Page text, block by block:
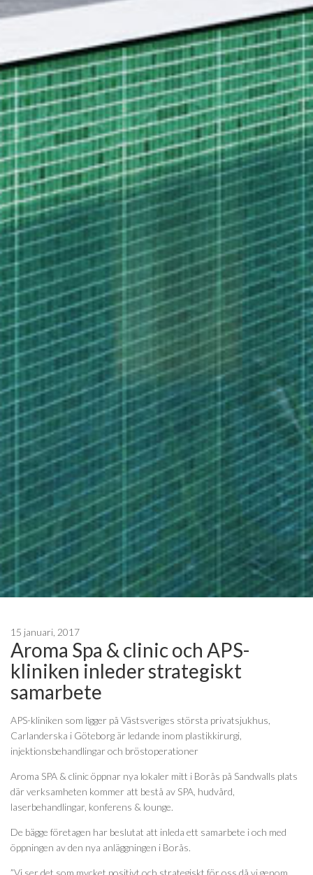
15 januari, 2017
Aroma Spa & clinic och APS-
kliniken inleder strategiskt
samarbete
APS-kliniken som ligger på Västsveriges största privatsjukhus,
Carlanderska i Göteborg är ledande inom plastikkirurgi,
injektionsbehandlingar och bröstoperationer
Aroma SPA & clinic öppnar nya lokaler mitt i Borås på Sandwalls plats
där verksamheten kommer att bestå av SPA, hudvård,
laserbehandlingar, konferens & lounge.
De bägge företagen har beslutat att inleda ett samarbete i och med
öppningen av den nya anläggningen i Borås.
”Vi ser det som mycket positivt och strategiskt för oss då vi genom